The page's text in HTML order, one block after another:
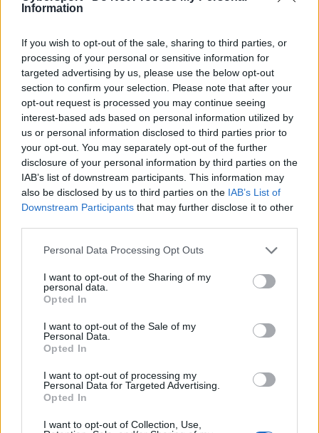
Information
If you wish to opt-out of the sale, sharing to third parties, or
processing of your personal or sensitive information for
targeted advertising by us, please use the below opt-out
section to confirm your selection. Please note that after your
opt-out request is processed you may continue seeing
interest-based ads based on personal information utilized by
us or personal information disclosed to third parties prior to
your opt-out. You may separately opt-out of the further
disclosure of your personal information by third parties on the
IAB’s list of downstream participants. This information may
also be disclosed by us to third parties on the IAB’s List of
Downstream Participants that may further disclose it to other
Personal Data Processing Opt Outs
I want to opt-out of the Sharing of my
personal data.
Opted In
I want to opt-out of the Sale of my
Personal Data.
Opted In
I want to opt-out of processing my
Personal Data for Targeted Advertising.
Opted In
I want to opt-out of Collection, Use,
zapisało się w historii profesjonalnej Doty 2 jako
pierwsza formacja, która zdołała obronić tytuł mistrza
świata, a Team Liquid zdążył już się pogodzić z myślą,
że w tym roku nie uda się wrócić na tron. Kurz po finale
turnieju zdążył już opaść, a fani oraz drużyny zaczęły
wypatrywać pierwszych informacji dotyczących
rozpoczęcia kolejnego sezonu rozgrywek. Dzisiaj
wreszcie zza horyzontu wyłoniła się pierwsza taka
informacja.
Pierwszy Minor Dota Pro Circuit 2019/2020 zawędruje
do Los Angeles i zostanie rozegrany w dniach 7-10
listopada. Jego organizatorem będzie Beyond The
Summit, a same zawody będą nosiły nazwę Dota
Summit 11. To będzie pierwsza impreza spod szyldu tej
spółki, która zostanie rozegrana przed publicznością
Po zmianach w systemie DPC w planach Valve nie było
miejsca dla BTS w kwestii zmagań nagradzających
punktami DPC. Ostatni taki turniej miał miejsce jeszcze
w roku 2017, kiedy to odbyło się Dota Summit 8, czyli
również jeden z Minorów. Od tego momentu Beyond
The Summit organizowało co prawda zawody znane dla